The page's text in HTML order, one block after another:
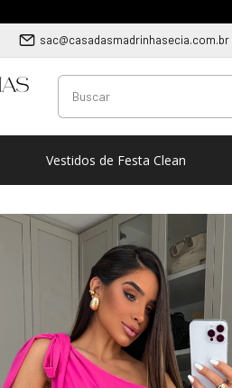
sac@casadasmadrinhasecia.com.br
Vestidos de Festa Clean